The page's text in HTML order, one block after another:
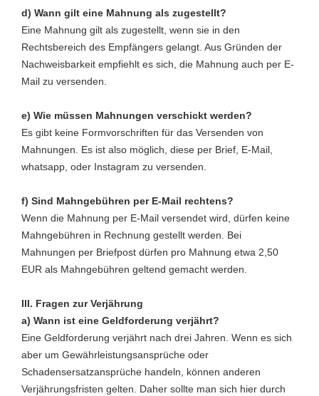
d) Wann gilt eine Mahnung als zugestellt?
Eine Mahnung gilt als zugestellt, wenn sie in den
Rechtsbereich des Empfängers gelangt. Aus Gründen der
Nachweisbarkeit empfiehlt es sich, die Mahnung auch per E-
Mail zu versenden.
e) Wie müssen Mahnungen verschickt werden?
Es gibt keine Formvorschriften für das Versenden von
Mahnungen. Es ist also möglich, diese per Brief, E-Mail,
whatsapp, oder Instagram zu versenden.
f) Sind Mahngebühren per E-Mail rechtens?
Wenn die Mahnung per E-Mail versendet wird, dürfen keine
Mahngebühren in Rechnung gestellt werden. Bei
Mahnungen per Briefpost dürfen pro Mahnung etwa 2,50
EUR als Mahngebühren geltend gemacht werden.
III. Fragen zur Verjährung
a) Wann ist eine Geldforderung verjährt?
Eine Geldforderung verjährt nach drei Jahren. Wenn es sich
aber um Gewährleistungsansprüche oder
Schadensersatzansprüche handeln, können anderen
Verjährungsfristen gelten. Daher sollte man sich hier durch